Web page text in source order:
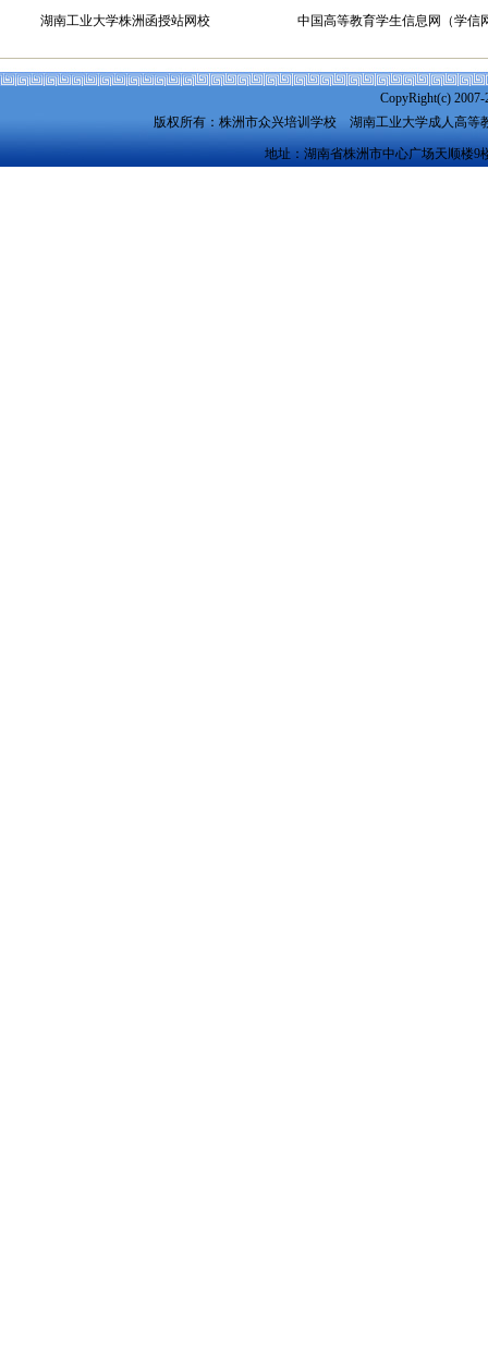
湖南工业大学株洲函授站网校 中国高等教育学生信息网（学信
CopyRight(c)
版权所有：株洲市众兴培训学校 湖南工业大学成人高等
地址：湖南省株洲市中心广场天顺楼